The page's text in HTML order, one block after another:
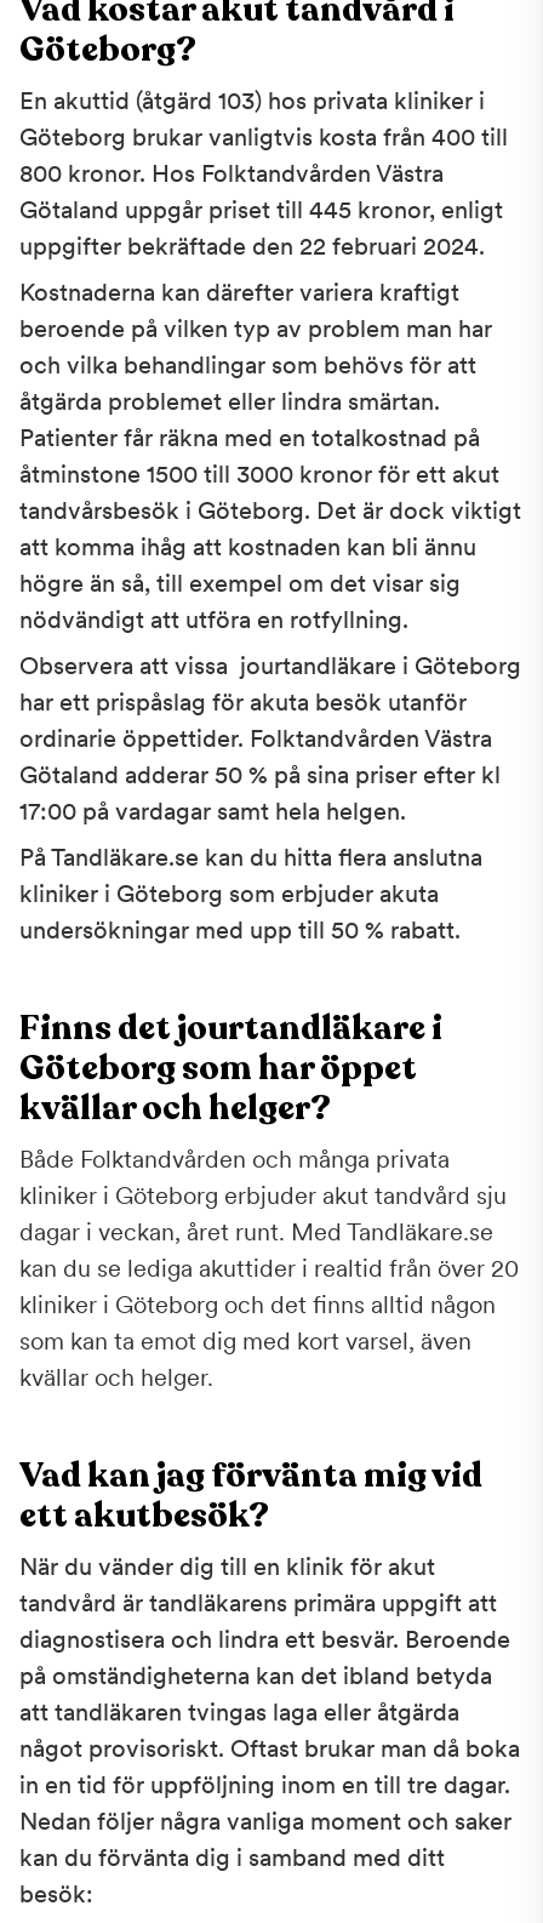
Göteborg?
En akuttid (åtgärd 103) hos privata kliniker i
Göteborg brukar vanligtvis kosta från 400 till
800 kronor. Hos Folktandvården Västra
Götaland uppgår priset till 445 kronor, enligt
uppgifter bekräftade den 22 februari 2024.
Kostnaderna kan därefter variera kraftigt
beroende på vilken typ av problem man har
och vilka behandlingar som behövs för att
åtgärda problemet eller lindra smärtan.
Patienter får räkna med en totalkostnad på
åtminstone 1500 till 3000 kronor för ett akut
tandvårsbesök i Göteborg. Det är dock viktigt
att komma ihåg att kostnaden kan bli ännu
högre än så, till exempel om det visar sig
nödvändigt att utföra en rotfyllning.
Observera att vissa jourtandläkare i Göteborg
har ett prispåslag för akuta besök utanför
ordinarie öppettider. Folktandvården Västra
Götaland adderar 50 % på sina priser efter kl
17:00 på vardagar samt hela helgen.
På Tandläkare.se kan du hitta flera anslutna
kliniker i Göteborg som erbjuder akuta
undersökningar med upp till 50 % rabatt.
Finns det jourtandläkare i
Göteborg som har öppet
kvällar och helger?
Både Folktandvården och många privata
kliniker i Göteborg erbjuder akut tandvård sju
dagar i veckan, året runt. Med Tandläkare.se
kan du se lediga akuttider i realtid från över 20
kliniker i Göteborg och det finns alltid någon
som kan ta emot dig med kort varsel, även
kvällar och helger.
Vad kan jag förvänta mig vid
ett akutbesök?
När du vänder dig till en klinik för akut
tandvård är tandläkarens primära uppgift att
diagnostisera och lindra ett besvär. Beroende
på omständigheterna kan det ibland betyda
att tandläkaren tvingas laga eller åtgärda
något provisoriskt. Oftast brukar man då boka
in en tid för uppföljning inom en till tre dagar.
Nedan följer några vanliga moment och saker
kan du förvänta dig i samband med ditt
besök: